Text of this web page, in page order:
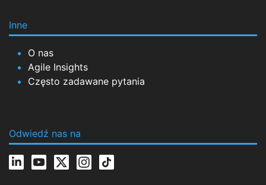
Inne
O nas
Agile Insights
Często zadawane pytania
Odwiedź nas na